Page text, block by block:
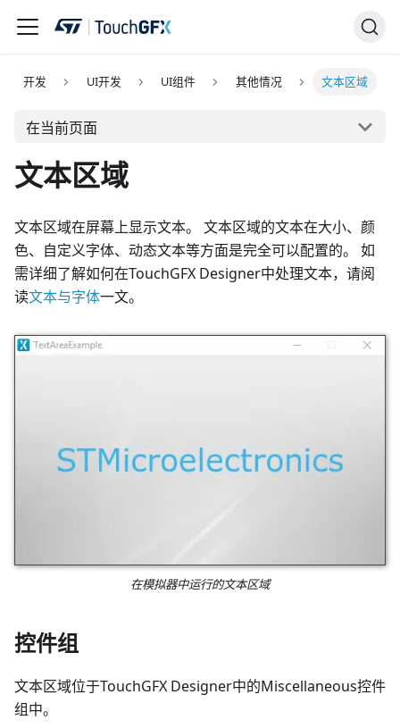
开发 UI开发 UI组件 其他情况 文本区域
在当前页面
文本区域
文本区域在屏幕上显示文本。 文本区域的文本在大小、颜
色、自定义字体、动态文本等方面是完全可以配置的。 如
需详细了解如何在TouchGFX Designer中处理文本，请阅
读文本与字体一文。
在模拟器中运行的文本区域
控件组
文本区域位于TouchGFX Designer中的Miscellaneous控件
组中。